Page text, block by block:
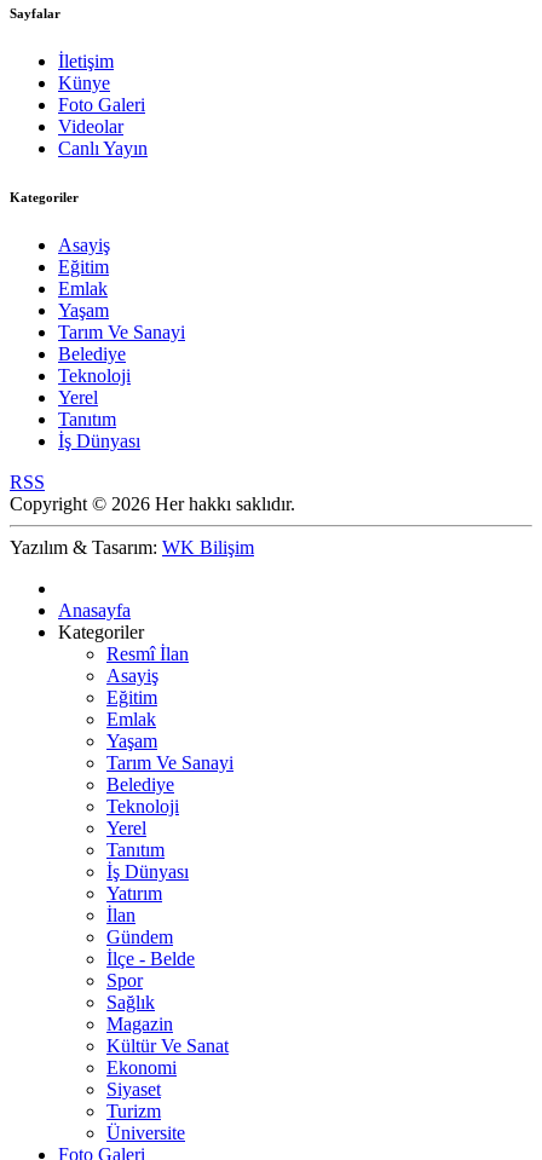
Sayfalar
İletişim
Künye
Foto Galeri
Videolar
Canlı Yayın
Kategoriler
Asayiş
Eğitim
Emlak
Yaşam
Tarım Ve Sanayi
Belediye
Teknoloji
Yerel
Tanıtım
İş Dünyası
RSS
Copyright © 2026 Her hakkı saklıdır.
Yazılım & Tasarım: WK Bilişim
Anasayfa
Kategoriler
Resmî İlan
Asayiş
Eğitim
Emlak
Yaşam
Tarım Ve Sanayi
Belediye
Teknoloji
Yerel
Tanıtım
İş Dünyası
Yatırım
İlan
Gündem
İlçe - Belde
Spor
Sağlık
Magazin
Kültür Ve Sanat
Ekonomi
Siyaset
Turizm
Üniversite
Foto Galeri